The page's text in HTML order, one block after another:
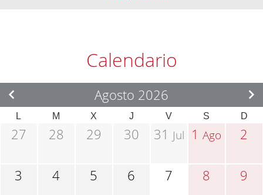
Calendario
Agosto 2026
L M X J V S D
27 28 29 30 31 Jul 1Ago 2
3 4 5 6 7 8 9